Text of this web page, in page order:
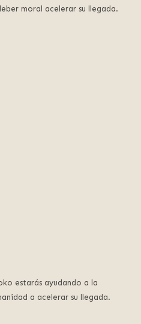
moral acelerar su llegada.
estarás ayudando a la
a acelerar su llegada.